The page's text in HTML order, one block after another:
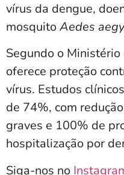
vírus da dengue,
mosquitoAedes
Segundo o Ministério
oferece proteção
vírus. Estudos
de 74%, com
graves e 100% de
hospitalização por
Siga-nos no